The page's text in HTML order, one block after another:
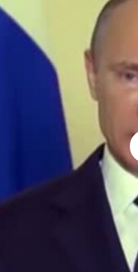
No media